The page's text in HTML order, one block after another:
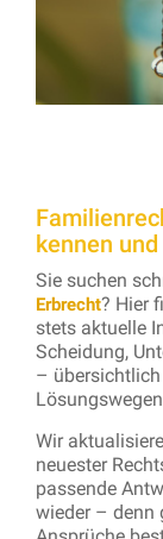
kennen
Sie suchen
Erbrecht? Hier
stets aktuelle
Scheidung,
–
Wir
neuester
passende
wieder – denn